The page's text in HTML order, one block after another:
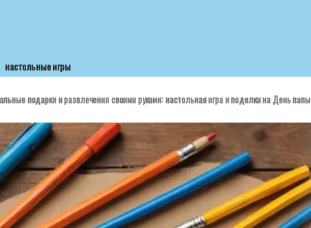
настольные игры
подарки и развлечения своими руками: настольная игра и поделки на День папы